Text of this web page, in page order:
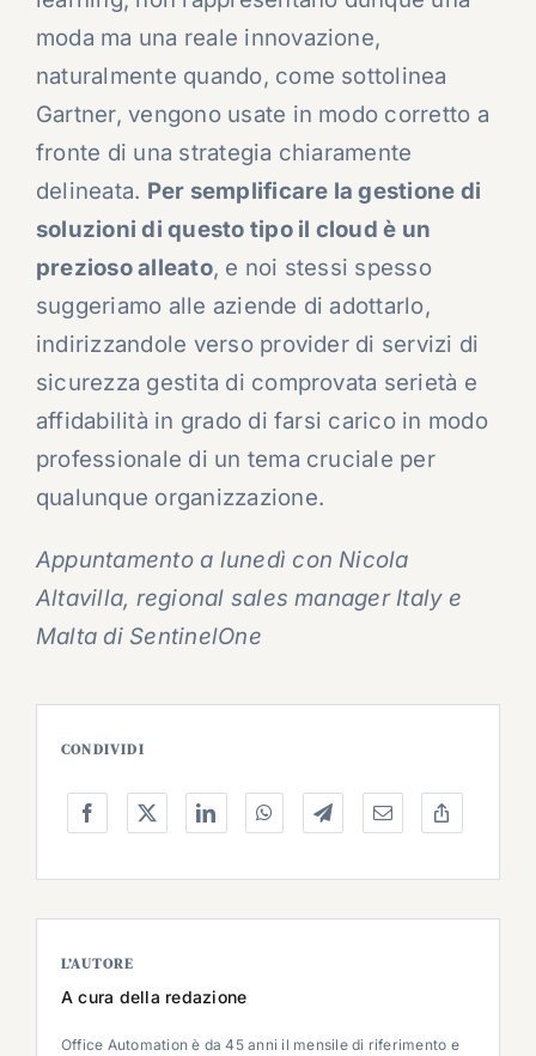
moda ma una reale innovazione,
naturalmente quando, come sottolinea
Gartner, vengono usate in modo corretto a
fronte di una strategia chiaramente
delineata. Per semplificare la gestione di
soluzioni di questo tipo il cloud è un
prezioso alleato, e noi stessi spesso
suggeriamo alle aziende di adottarlo,
indirizzandole verso provider di servizi di
sicurezza gestita di comprovata serietà e
affidabilità in grado di farsi carico in modo
professionale di un tema cruciale per
qualunque organizzazione.
Appuntamento a lunedì con Nicola
Altavilla, regional sales manager Italy e
Malta di SentinelOne
CONDIVIDI
L’AUTORE
A cura della redazione
Office Automation è da 45 anni il mensile di riferimento e